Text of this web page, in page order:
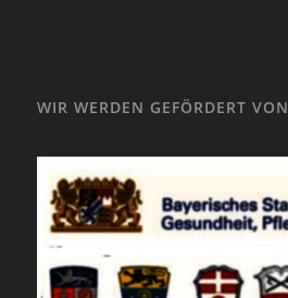
WIR WERDEN GEFÖRDERT VON